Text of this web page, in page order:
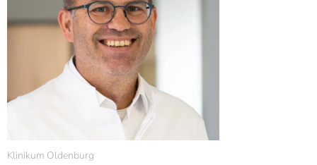
7]
Informationen zur
Barrierefreiheit
Klinikum Oldenburg